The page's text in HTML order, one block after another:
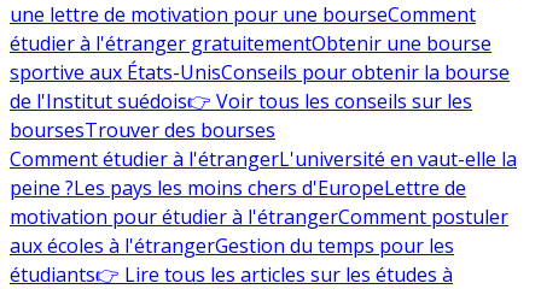
une lettre de motivation pour une bourseComment
étudier à l'étranger gratuitementObtenir une bourse
sportive aux États-UnisConseils pour obtenir la bourse
de l'Institut suédois👉 Voir tous les conseils sur les
boursesTrouver des bourses
Comment étudier à l'étrangerL'université en vaut-elle la
peine ?Les pays les moins chers d'EuropeLettre de
motivation pour étudier à l'étrangerComment postuler
aux écoles à l'étrangerGestion du temps pour les
étudiants👉 Lire tous les articles sur les études à